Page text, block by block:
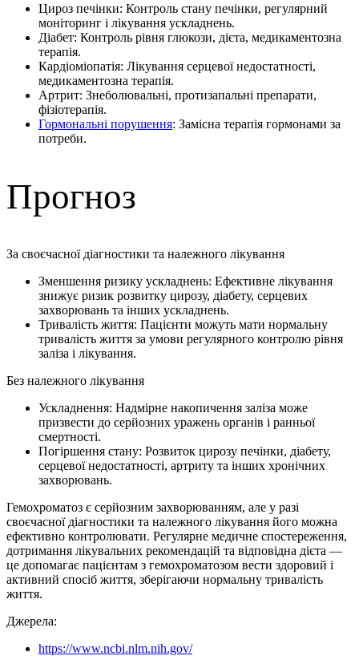
Цироз печінки: Контроль стану печінки, регулярний
моніторинг і лікування ускладнень.
Діабет: Контроль рівня глюкози, дієта, медикаментозна
терапія.
Кардіоміопатія: Лікування серцевої недостатності,
медикаментозна терапія.
Артрит: Знеболювальні, протизапальні препарати,
фізіотерапія.
Гормональні порушення: Замісна терапія гормонами за
потреби.
Прогноз
За своєчасної діагностики та належного лікування
Зменшення ризику ускладнень: Ефективне лікування
знижує ризик розвитку цирозу, діабету, серцевих
захворювань та інших ускладнень.
Тривалість життя: Пацієнти можуть мати нормальну
тривалість життя за умови регулярного контролю рівня
заліза і лікування.
Без належного лікування
Ускладнення: Надмірне накопичення заліза може
призвести до серйозних уражень органів і ранньої
смертності.
Погіршення стану: Розвиток цирозу печінки, діабету,
серцевої недостатності, артриту та інших хронічних
захворювань.
Гемохроматоз є серйозним захворюванням, але у разі
своєчасної діагностики та належного лікування його можна
ефективно контролювати. Регулярне медичне спостереження,
дотримання лікувальних рекомендацій та відповідна дієта —
це допомагає пацієнтам з гемохроматозом вести здоровий і
активний спосіб життя, зберігаючи нормальну тривалість
життя.
Джерела:
https://www.ncbi.nlm.nih.gov/